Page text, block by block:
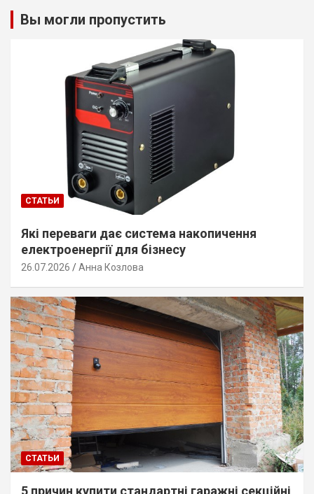
Вы могли пропустить
СТАТЬИ
Які переваги дає система накопичення
електроенергії для бізнесу
26.07.2026 Анна Козлова
СТАТЬИ
5 причин купити стандартні гаражні секційні